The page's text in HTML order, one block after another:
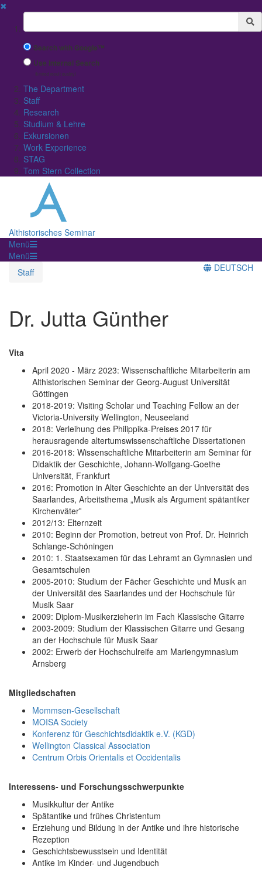
✖
Suchbegriff
Search with Google™
Use Internal Search
(limited result quality)
The Department
Staff
Research
Studium & Lehre
Exkursionen
Work Experience
STAG
Tom Stern Collection
Althistorisches Seminar
Menü
Menü
Staff
DEUTSCH
Dr. Jutta Günther
Vita
April 2020 - März 2023: Wissenschaftliche Mitarbeiterin am
Althistorischen Seminar der Georg-August Universität
Göttingen
2018-2019: Visiting Scholar und Teaching Fellow an der
Victoria-University Wellington, Neuseeland
2018: Verleihung des Philippika-Preises 2017 für
herausragende altertumswissenschaftliche Dissertationen
2016-2018: Wissenschaftliche Mitarbeiterin am Seminar für
Didaktik der Geschichte, Johann-Wolfgang-Goethe
Universität, Frankfurt
2016: Promotion in Alter Geschichte an der Universität des
Saarlandes, Arbeitsthema „Musik als Argument spätantiker
Kirchenväter‟
2012/13: Elternzeit
2010: Beginn der Promotion, betreut von Prof. Dr. Heinrich
Schlange-Schöningen
2010: 1. Staatsexamen für das Lehramt an Gymnasien und
Gesamtschulen
2005-2010: Studium der Fächer Geschichte und Musik an
der Universität des Saarlandes und der Hochschule für
Musik Saar
2009: Diplom-Musikerzieherin im Fach Klassische Gitarre
2003-2009: Studium der Klassischen Gitarre und Gesang
an der Hochschule für Musik Saar
2002: Erwerb der Hochschulreife am Mariengymnasium
Arnsberg
Mitgliedschaften
Mommsen-Gesellschaft
MOISA Society
Konferenz für Geschichtsdidaktik e.V. (KGD)
Wellington Classical Association
Centrum Orbis Orientalis et Occidentalis
Interessens- und Forschungsschwerpunkte
Musikkultur der Antike
Spätantike und frühes Christentum
Erziehung und Bildung in der Antike und ihre historische
Rezeption
Geschichtsbewusstsein und Identität
Antike im Kinder- und Jugendbuch